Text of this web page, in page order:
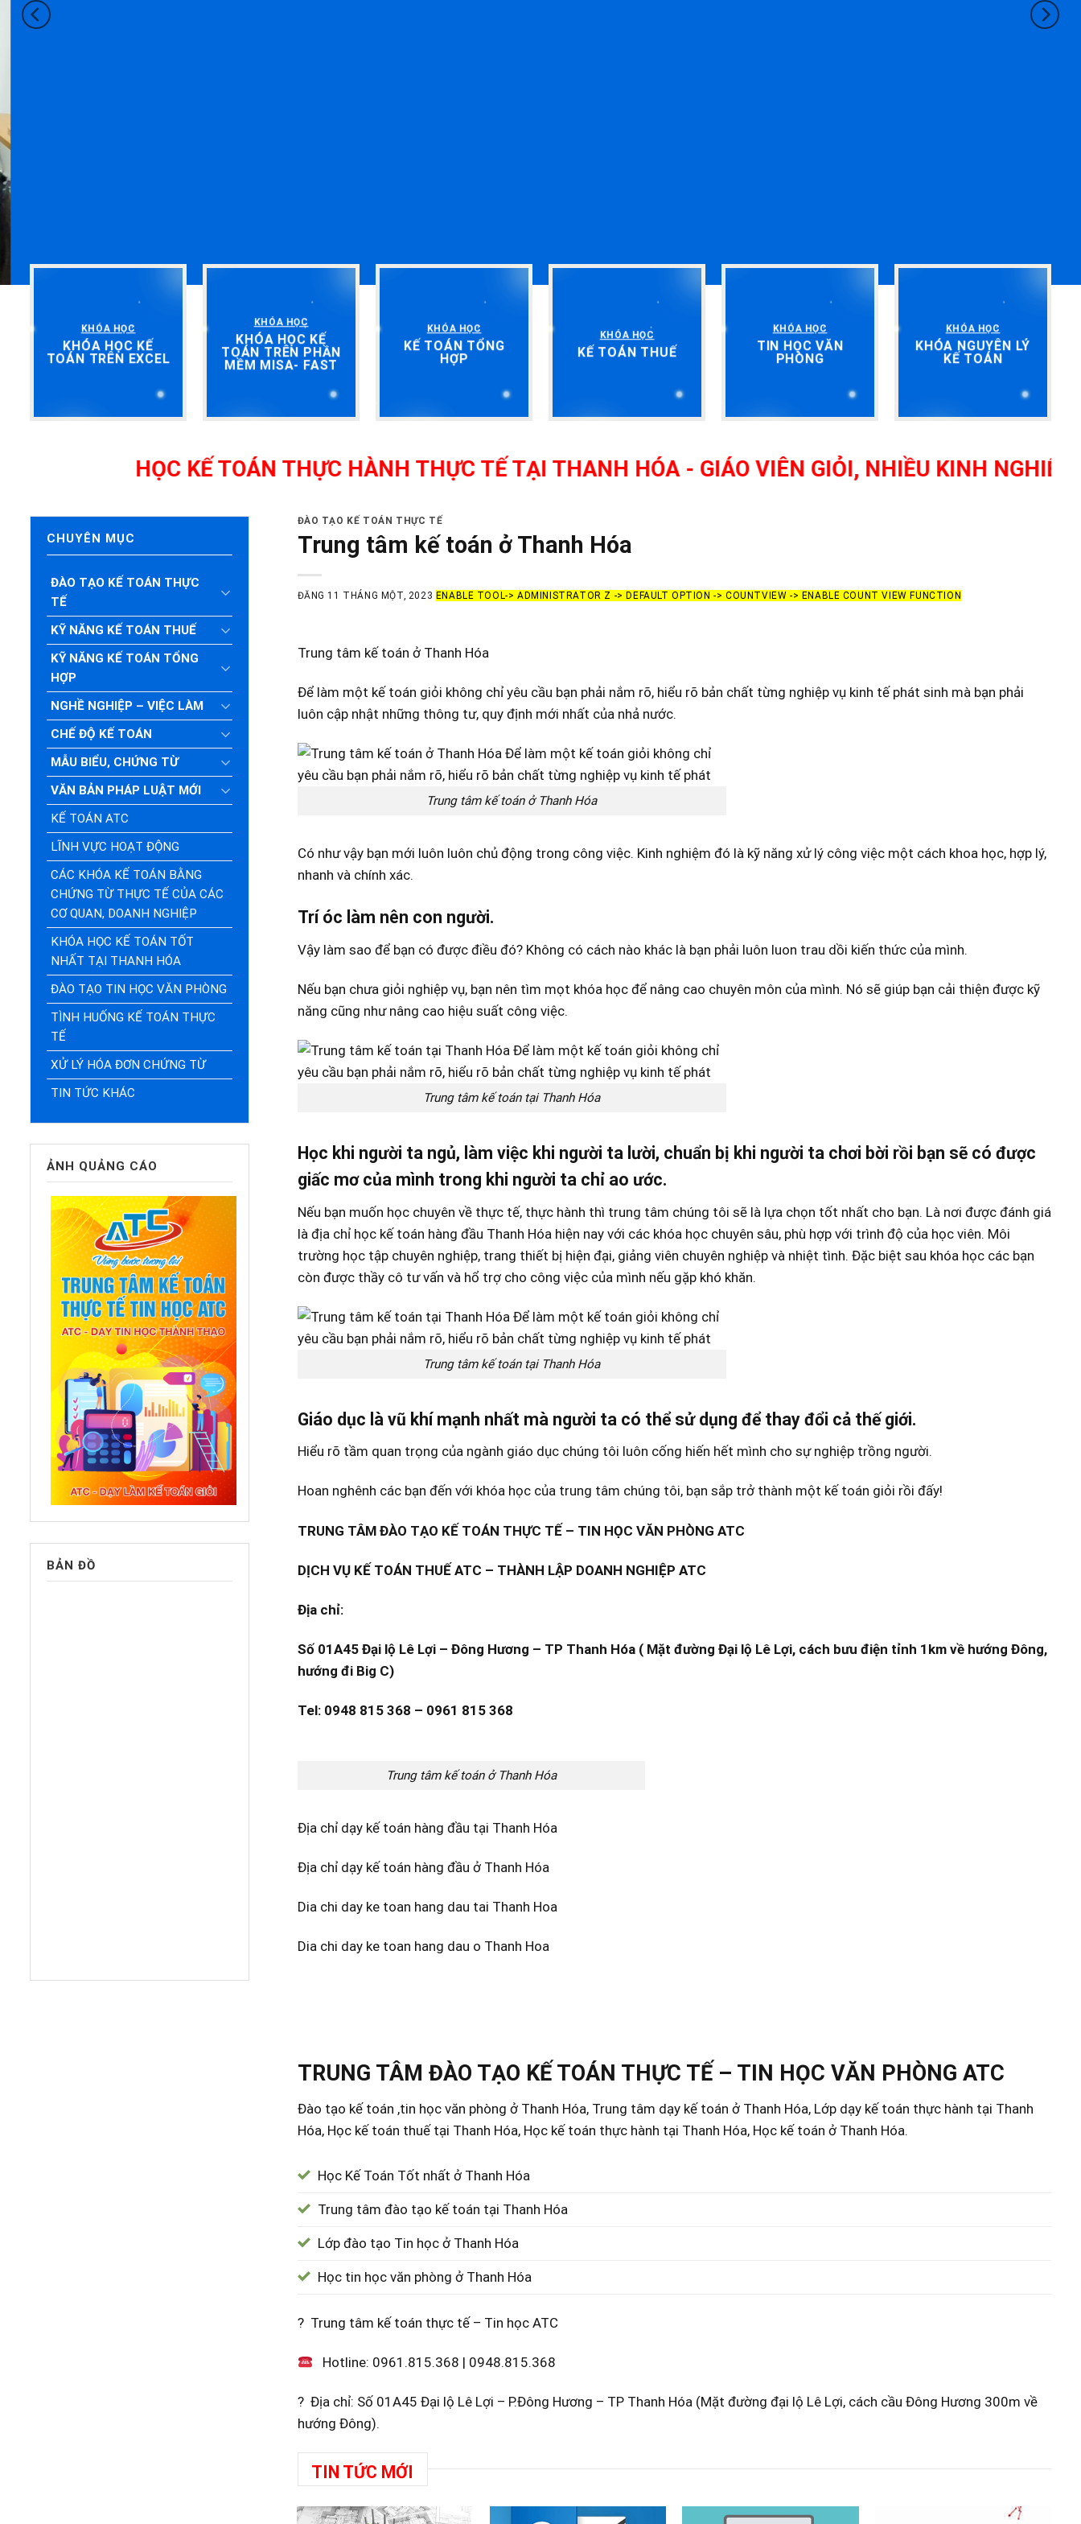
KHÓA HỌC
KHÓA HỌC KẾ
TOÁN TRÊN EXCEL
KHÓA HỌC
KHÓA HỌC KẾ
TOÁN TRÊN PHẦN
MỀM MISA- FAST
KHÓA HỌC
KẾ TOÁN TỔNG
HỢP
KHÓA HỌC
KẾ TOÁN THUẾ
KHÓA HỌC
TIN HỌC VĂN
PHÒNG
KHÓA HỌC
KHÓA NGUYÊN LÝ
KẾ TOÁN
HỌC KẾ TOÁN THỰC HÀNH THỰC TẾ TẠI THANH HÓA - GIÁO VIÊN GIỎI, NHIỀU KINH NGHIỆM
CHUYÊN MỤC
ĐÀO TẠO KẾ TOÁN THỰC
TẾ
KỸ NĂNG KẾ TOÁN THUẾ
KỸ NĂNG KẾ TOÁN TỔNG
HỢP
NGHỀ NGHIỆP – VIỆC LÀM
CHẾ ĐỘ KẾ TOÁN
MẪU BIỂU, CHỨNG TỪ
VĂN BẢN PHÁP LUẬT MỚI
KẾ TOÁN ATC
LĨNH VỰC HOẠT ĐỘNG
CÁC KHÓA KẾ TOÁN BẰNG
CHỨNG TỪ THỰC TẾ CỦA CÁC
CƠ QUAN, DOANH NGHIỆP
KHÓA HỌC KẾ TOÁN TỐT
NHẤT TẠI THANH HÓA
ĐÀO TẠO TIN HỌC VĂN PHÒNG
TÌNH HUỐNG KẾ TOÁN THỰC
TẾ
XỬ LÝ HÓA ĐƠN CHỨNG TỪ
TIN TỨC KHÁC
ẢNH QUẢNG CÁO
BẢN ĐỒ
ĐÀO TẠO KẾ TOÁN THỰC TẾ
Trung tâm kế toán ở Thanh Hóa
ĐĂNG 11 THÁNG MỘT, 2023 ENABLE TOOL-> ADMINISTRATOR Z -> DEFAULT OPTION -> COUNTVIEW -> ENABLE COUNT VIEW FUNCTION
Trung tâm kế toán ở Thanh Hóa
Để làm một kế toán giỏi không chỉ yêu cầu bạn phải nắm rõ, hiểu rõ bản chất từng nghiệp vụ kinh tế phát sinh mà bạn phải
luôn cập nhật những thông tư, quy định mới nhất của nhả nước.
Trung tâm kế toán ở Thanh Hóa
Có như vậy bạn mới luôn luôn chủ động trong công việc. Kinh nghiệm đó là kỹ năng xử lý công việc một cách khoa học, hợp lý,
nhanh và chính xác.
Trí óc làm nên con người.
Vậy làm sao để bạn có được điều đó? Không có cách nào khác là bạn phải luôn luon trau dồi kiến thức của mình.
Nếu bạn chưa giỏi nghiệp vụ, bạn nên tìm mọt khóa học để nâng cao chuyên môn của mình. Nó sẽ giúp bạn cải thiện được kỹ
năng cũng như nâng cao hiệu suất công việc.
Trung tâm kế toán tại Thanh Hóa
Học khi người ta ngủ, làm việc khi người ta lười, chuẩn bị khi người ta chơi bời rồi bạn sẽ có được
giấc mơ của mình trong khi người ta chỉ ao ước.
Nếu bạn muốn học chuyên về thực tế, thực hành thì trung tâm chúng tôi sẽ là lựa chọn tốt nhất cho bạn. Là nơi được đánh giá
là địa chỉ học kế toán hàng đầu Thanh Hóa hiện nay với các khóa học chuyên sâu, phù hợp với trình độ của học viên. Môi
trường học tập chuyên nghiệp, trang thiết bị hiện đại, giảng viên chuyên nghiệp và nhiệt tình. Đặc biệt sau khóa học các bạn
còn được thầy cô tư vấn và hổ trợ cho công việc của mình nếu gặp khó khăn.
Trung tâm kế toán tại Thanh Hóa
Giáo dục là vũ khí mạnh nhất mà người ta có thể sử dụng để thay đổi cả thế giới.
Hiểu rõ tầm quan trọng của ngành giáo dục chúng tôi luôn cống hiến hết mình cho sự nghiệp trồng người.
Hoan nghênh các bạn đến với khóa học của trung tâm chúng tôi, bạn sắp trở thành một kế toán giỏi rồi đấy!
TRUNG TÂM ĐÀO TẠO KẾ TOÁN THỰC TẾ – TIN HỌC VĂN PHÒNG ATC
DỊCH VỤ KẾ TOÁN THUẾ ATC – THÀNH LẬP DOANH NGHIỆP ATC
Địa chỉ:
Số 01A45 Đại lộ Lê Lợi – Đông Hương – TP Thanh Hóa ( Mặt đường Đại lộ Lê Lợi, cách bưu điện tỉnh 1km về hướng Đông,
hướng đi Big C)
Tel: 0948 815 368 – 0961 815 368
Trung tâm kế toán ở Thanh Hóa
Địa chỉ dạy kế toán hàng đầu tại Thanh Hóa
Địa chỉ dạy kế toán hàng đầu ở Thanh Hóa
Dia chi day ke toan hang dau tai Thanh Hoa
Dia chi day ke toan hang dau o Thanh Hoa
TRUNG TÂM ĐÀO TẠO KẾ TOÁN THỰC TẾ – TIN HỌC VĂN PHÒNG ATC
Đào tạo kế toán ,tin học văn phòng ở Thanh Hóa, Trung tâm dạy kế toán ở Thanh Hóa, Lớp dạy kế toán thực hành tại Thanh
Hóa, Học kế toán thuế tại Thanh Hóa, Học kế toán thực hành tại Thanh Hóa, Học kế toán ở Thanh Hóa.
Học Kế Toán Tốt nhất ở Thanh Hóa
Trung tâm đào tạo kế toán tại Thanh Hóa
Lớp đào tạo Tin học ở Thanh Hóa
Học tin học văn phòng ở Thanh Hóa
? Trung tâm kế toán thực tế – Tin học ATC
Hotline: 0961.815.368 | 0948.815.368
? Địa chỉ: Số 01A45 Đại lộ Lê Lợi – P.Đông Hương – TP Thanh Hóa (Mặt đường đại lộ Lê Lợi, cách cầu Đông Hương 300m về
hướng Đông).
TIN TỨC MỚI